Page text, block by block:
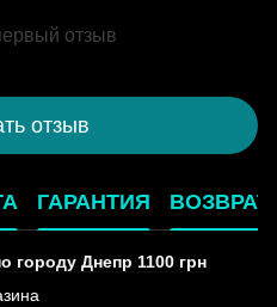
отзыв
отзыв
ГАРАНТИЯ ВОЗВРАТ
городу Днепр 1100 грн